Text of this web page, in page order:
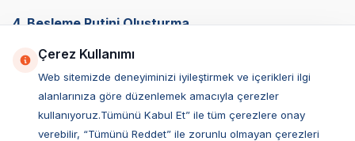
4. Besleme Rutini Oluşturma
düzenli bir besleme saati belirlemek çok önemlidir.
Sabah ve akşam olmak üzere günde iki öğün, mama
kabı her seferinde taze mama ile doldurulmalı ve artan
mama bekletilmeden kaldırılmalıdır.
Çerez Kullanımı
Web sitemizde deneyiminizi iyileştirmek ve içerikleri ilgi
alanlarınıza göre düzenlemek amacıyla çerezler
kullanıyoruz.Tümünü Kabul Et” ile tüm çerezlere onay
verebilir, “Tümünü Reddet” ile zorunlu olmayan çerezleri